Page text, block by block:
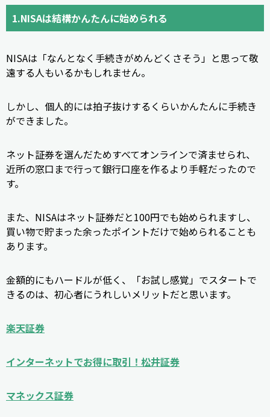
1.NISAは結構かんたんに始められる
NISAは「なんとなく手続きがめんどくさそう」と思って敬
遠する人もいるかもしれません。
しかし、個人的には拍子抜けするくらいかんたんに手続き
ができました。
ネット証券を選んだためすべてオンラインで済ませられ、
近所の窓口まで行って銀行口座を作るより手軽だったので
す。
また、NISAはネット証券だと100円でも始められますし、
買い物で貯まった余ったポイントだけで始められることも
あります。
金額的にもハードルが低く、「お試し感覚」でスタートで
きるのは、初心者にうれしいメリットだと思います。
楽天証券
インターネットでお得に取引！松井証券
マネックス証券